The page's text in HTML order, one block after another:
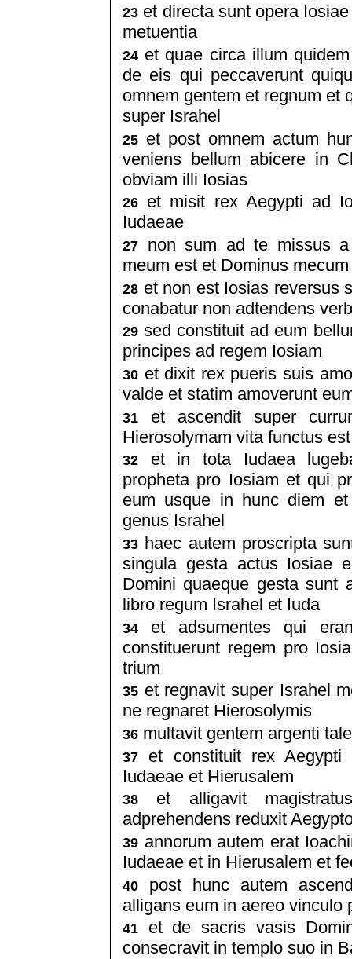
23 et directa sunt opera
metuentia
24 et quae circa illum
de eis qui peccaverunt
omnem gentem et regnum et
super Israhel
25 et post omnem actum
veniens bellum abicere in
obviam illi Iosias
26 et misit rex Aegypti ad
Iudaeae
27
non sum ad te missus
meum est et Dominus
28 et non est Iosias reversus
conabatur non adtendens
29 sed constituit ad eum
principes ad regem Iosiam
30 et dixit rex pueris suis
valde et statim amoverunt
31
et ascendit super
Hierosolymam vita functus
32
et in tota Iudaea
propheta pro Iosiam et qui
eum usque in hunc diem
genus Israhel
33 haec autem proscripta
singula gesta actus Iosiae
Domini quaeque gesta sunt
libro regum Israhel et Iuda
34
et adsumentes qui
constituerunt regem pro
trium
35 et regnavit super Israhel
ne regnaret Hierosolymis
36 multavit gentem argenti
37
et constituit rex Aegypti
Iudaeae et Hierusalem
38
et alligavit
adprehendens reduxit
39 annorum autem erat
Iudaeae et in Hierusalem et
40
post hunc autem
alligans eum in aereo vinculo
41
et de sacris vasis
consecravit in templo suo in